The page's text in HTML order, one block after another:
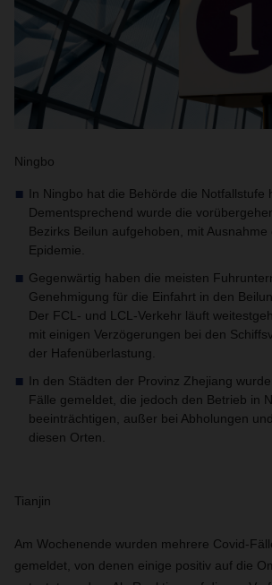
Ningbo
In Ningbo hat die Behörde die Notfallstufe
Dementsprechend wurde die
Bezirks Beilun aufgehoben, mit
Epidemie.
Gegenwärtig haben die meisten
Genehmigung für die Einfahrt in den
Der FCL- und LCL-Verkehr läuft
mit einigen Verzögerungen bei den
der Hafenüberlastung.
In den Städten der Provinz Zhejiang
Fälle gemeldet, die jedoch den Betrieb in
beeinträchtigen, außer bei Abholungen
diesen Orten.
Tianjin
Am Wochenende wurden mehrere Covid-
gemeldet, von denen einige positiv auf die